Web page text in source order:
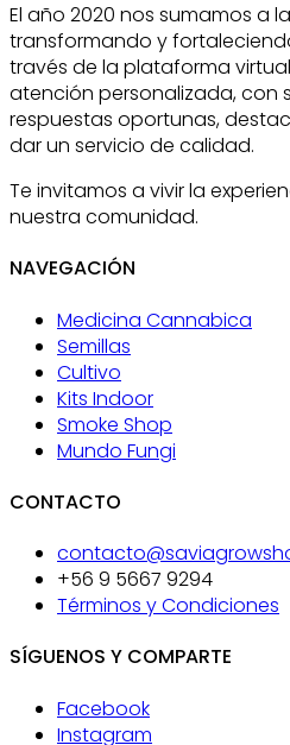
El año 2020 nos sumamos a
transformando y
través de la plataforma
atención personalizada, con
respuestas oportunas,
dar un servicio de calidad.
Te invitamos a vivir la
nuestra comunidad.
NAVEGACIÓN
Medicina Cannabica
Semillas
Cultivo
Kits Indoor
Smoke Shop
Mundo Fungi
CONTACTO
+56 9 5667 9294
Términos y Condiciones
SÍGUENOS Y COMPARTE
Facebook
Instagram